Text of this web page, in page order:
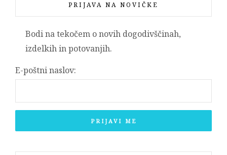
PRIJAVA NA NOVIČKE
Bodi na tekočem o novih dogodivščinah,
izdelkih in potovanjih.
E-poštni naslov: